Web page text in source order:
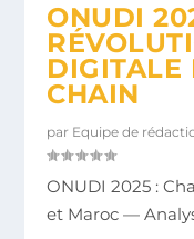
ONUDI
DIGITALE
CHAIN
par Equipe de
ONUDI 2025 :
et Maroc —